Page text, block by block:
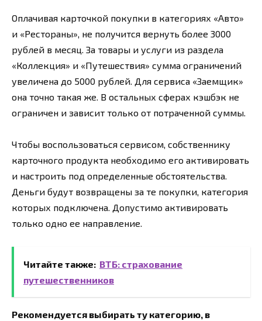
Оплачивая карточкой покупки в категориях «Авто»
и «Рестораны», не получится вернуть более 3000
рублей в месяц. За товары и услуги из раздела
«Коллекция» и «Путешествия» сумма ограничений
увеличена до 5000 рублей. Для сервиса «Заемщик»
она точно такая же. В остальных сферах кэшбэк не
ограничен и зависит только от потраченной суммы.
Чтобы воспользоваться сервисом, собственнику
карточного продукта необходимо его активировать
и настроить под определенные обстоятельства.
Деньги будут возвращены за те покупки, категория
которых подключена. Допустимо активировать
только одно ее направление.
Читайте также: ВТБ: страхование
путешественников
Рекомендуется выбирать ту категорию, в